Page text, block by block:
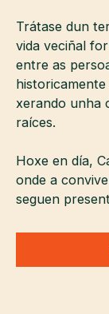
Trátase dun
vida veciñal
entre as
xerando unha
raíces.
Hoxe en día,
onde a
seguen